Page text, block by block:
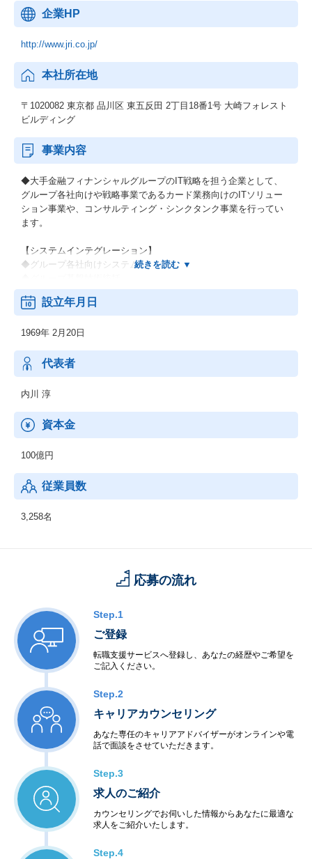
企業HP
http://www.jri.co.jp/
本社所在地
〒1020082 東京都 品川区 東五反田 2丁目18番1号 大崎フォレスト
ビルディング
事業内容
◆大手金融フィナンシャルグループのIT戦略を担う企業として、
グループ各社向けや戦略事業であるカード業務向けのITソリュー
ション事業や、コンサルティング・シンクタンク事業を行ってい
ます。
【システムインテグレーション】
◆グループ各社向けシステム
◆生産技術・品質推進統括
◆経営コンサルティング
◆経済調査・政策提言
◆産業創造
設立年月日
1969年 2月20日
代表者
内川 淳
資本金
100億円
従業員数
3,258名
応募の流れ
Step.1
ご登録
転職支援サービスへ登録し、あなたの経歴やご希望を
ご記入ください。
Step.2
キャリアカウンセリング
あなた専任のキャリアアドバイザーがオンラインや電
話で面談をさせていただきます。
Step.3
求人のご紹介
カウンセリングでお伺いした情報からあなたに最適な
求人をご紹介いたします。
Step.4